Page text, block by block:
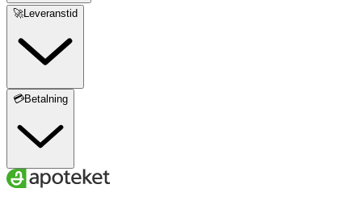
🚀Leveranstid
💳Betalning